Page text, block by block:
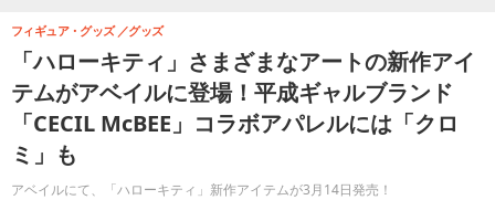
「ハローキティ」さまざまなアートの新作アイ
テムがアベイルに登場！平成ギャルブランド
「CECIL McBEE」コラボアパレルには「クロ
ミ」も
アベイルにて、「ハローキティ」新作アイテムが3月14日発売！
フィギュア・グッズ グッズ